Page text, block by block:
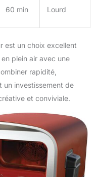
60 min Lourd
est un choix excellent
plein air avec une
rapidité,
investissement de
et conviviale.